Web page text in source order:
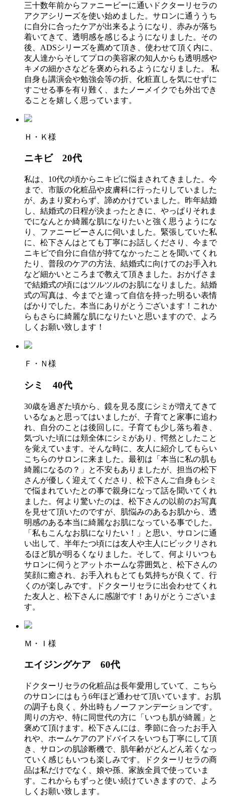
三十数年前からファニービーに通いドクターリセラの
アクアシリーズを使い始めました。サロンに通ううち
に自分に合ったケアが出来るようになり、赤みが落ち
着いてきて、透明感を感じるようになりました。その
後、ADSシリーズを薦めて頂き、使わせて頂く内に、
友人達からそしてプロの美容家の知人からも透明感や
キメの細かさなどを褒められるようになりました。 私
自身も講演会や勉強会等の折、化粧直しを気にせずに
すごせる事を有り難く、またノーメイクでも外出でき
ることを嬉しく思っています。
Ｈ・Ｋ様
ニキビ 20代
私は、10代の頃からニキビに悩まされてきました。今
まで、市販の化粧品や皮膚科に行ったりしていました
が、あまり変わらず、諦めかけていました。昨年結婚
し、結婚式の日程が決まったときに、やっぱりそれま
でになんとか綺麗な肌になりたいと強く思うようにな
り、ファニービーさんに伺いました。緊張していた私
に、松下さんはとても丁寧にお話しくださり、今まで
ニキビで自分に自信が持てなかったことを聞いてくれ
たり、普段のケアの方法、結婚式に向けてのお手入れ
など細かいところまで教えて頂きました。おかげさま
で結婚式の頃にはツルツルのお肌になりました。結婚
式の写真は、今までと違って自信を持った明るい表情
ばかりでした。本当にありがとうございます！これか
らもさらに綺麗な肌になりたいと思いますので、よろ
しくお願い致します！
Ｆ・Ｎ様
シミ 40代
30歳を過ぎた頃から、鏡を見る度にシミが増えてきて
いるなぁと思ってはいましたが、子育てと家事に追わ
れ、自分のことは後回しに。子育ても少し落ち着き、
気づいた頃には頬全体にシミがあり、愕然としたこと
を覚えています。そんな時に、友人に紹介してもらい
こちらのサロンに来ました。最初は「本当に私の肌も
綺麗になるの？」と不安もありましたが、担当の松下
さんが優しく迎えてくださり、松下さんご自身もシミ
で悩まれていたとの事で親身になって話を聞いてくれ
ました。何より驚いたのは、松下さんの以前のお写真
を見せて頂いたのですが、肌悩みのあるお肌から、透
明感のある本当に綺麗なお肌になっている事でした。
「私もこんなお肌になりたい！」と思い、サロンに通
い出して、半年たつ頃には友人や主人にビックリされ
るほど肌が明るくなりました。そして、何よりいつも
サロンに伺うとアットホームな雰囲気と、松下さんの
笑顔に癒され、お手入れもとても気持ちが良くて、行
くのが楽しみです。ドクターリセラに出会わせてくれ
た友人と、松下さんに感謝です！ありがとうございま
す。
Ｍ・Ｉ様
エイジングケア 60代
ドクターリセラの化粧品は長年愛用していて、こちら
のサロンにはもう6年ほど通わせて頂いています。お肌
の調子も良く、外出時もノーファンデーションです。
周りの方や、特に同世代の方に「いつも肌が綺麗」と
褒めて頂けます。松下さんには、季節に合ったお手入
れや、ホームケアのアドバイスをいつも丁寧にして頂
き、サロンの肌診断機で、肌年齢がどんどん若くなっ
ていく感じもいつも楽しみです。ドクターリセラの商
品は私だけでなく、娘や孫、家族全員で使っていま
す。これからもずっと使い続けていきますので、よろ
しくお願い致します。